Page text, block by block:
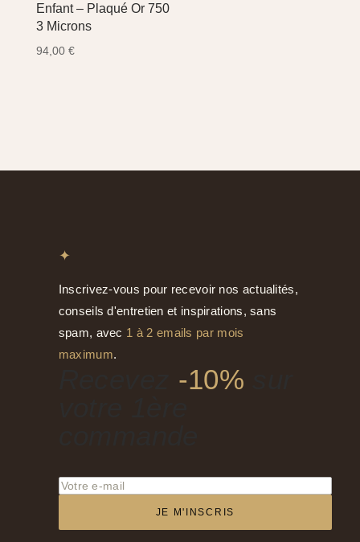
Enfant – Plaqué Or 750
3 Microns
94,00 €
✦
Inscrivez-vous pour recevoir nos actualités,
conseils d'entretien et inspirations, sans
spam, avec 1 à 2 emails par mois
maximum.
-10%
JE M'INSCRIS